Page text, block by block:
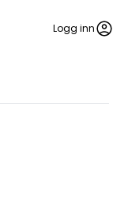
Logg inn